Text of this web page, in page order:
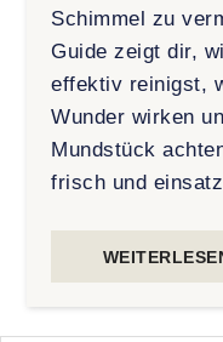
Schimmel zu
Guide zeigt dir,
effektiv reinigst,
Wunder wirken
Mundstück
frisch und